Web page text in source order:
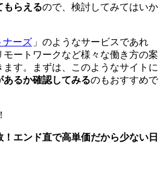
もらえるので、検討してみてはいか
ナーズ 」のようなサービスであれ
モートワークなど様々な働き方の案
す。まずは、このようなサイトに
あるか確認してみるのもおすすめで
エンド直で高単価だから少ない日